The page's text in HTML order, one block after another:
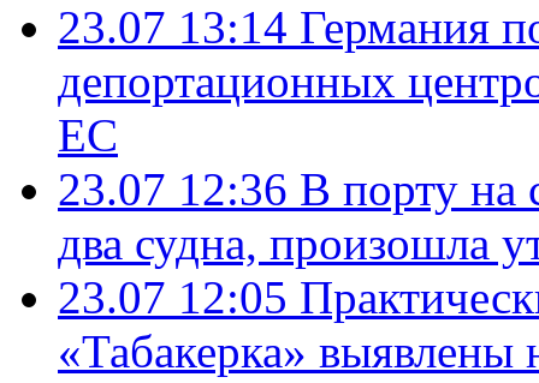
23.07 13:14 Германия
депортационных
ЕС
23.07 12:36 В порту на
два судна, произошла
23.07 12:05
«Табакерка»